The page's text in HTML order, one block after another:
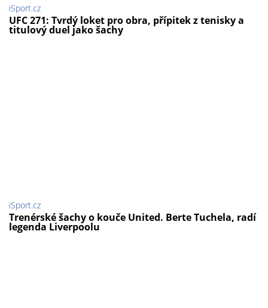
iSport.cz
UFC 271: Tvrdý loket pro obra, přípitek z tenisky a
titulový duel jako šachy
iSport.cz
Trenérské šachy o kouče United. Berte Tuchela, radí
legenda Liverpoolu